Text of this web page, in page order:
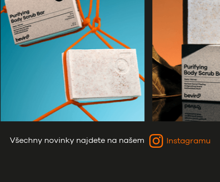
Všechny novinky najdete na našem Instagramu